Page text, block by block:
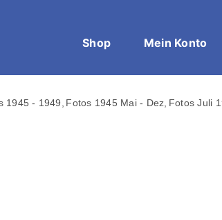
Shop Mein Konto
1945 - 1949 Fotos 1945 Mai - Dez Fotos Juli